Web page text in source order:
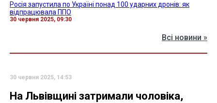
Росія запустила по Україні понад 100 ударних дронів: як
відпрацювала ППО
30 червня 2025, 09:30
Всі новини »
30 червня 2025, 14:53
На Львівщині затримали чоловіка,